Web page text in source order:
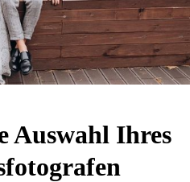
Auswahl Ihres